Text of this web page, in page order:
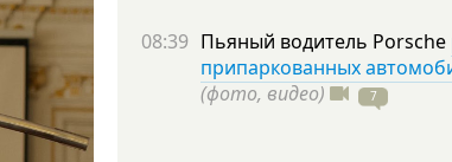
08:39 Пьяный водитель Porsche
припаркованных
(фото, видео)
7